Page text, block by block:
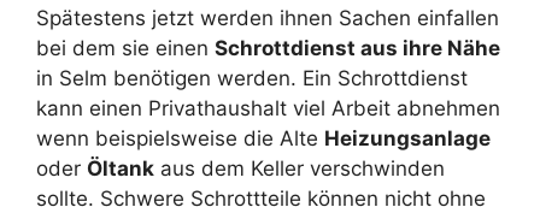
Spätestens jetzt werden ihnen Sachen einfallen
bei dem sie einen Schrottdienst aus ihre Nähe
in Selm benötigen werden. Ein Schrottdienst
kann einen Privathaushalt viel Arbeit abnehmen
wenn beispielsweise die Alte Heizungsanlage
oder Öltank aus dem Keller verschwinden
sollte. Schwere Schrottteile können nicht ohne